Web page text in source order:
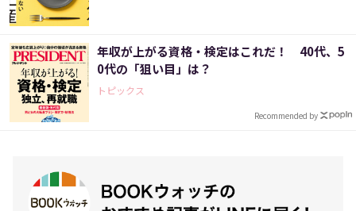
年収が上がる資格・検定はこれだ！ 40代、5
0代の「狙い目」は？
トピックス
Recommended by